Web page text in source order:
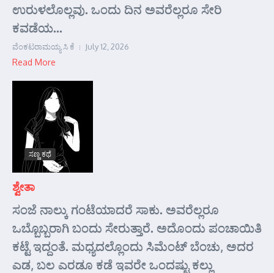
ಉರುಳಲೊಲ್ಲವು. ಒಂದು ದಿನ ಅವರೆಲ್ಲರೂ ಸೇರಿ
ಕವಡೆಯ...
ವೆಂಕಟರಾಮಯ್ಯ ಸಿ ಕೆ July 12, 2026
Read More
ಸಣ್ಣ ಕಥೆ
ಶ್ವೇತಾ
ಸಂಜೆ ನಾಲ್ಕು ಗಂಟೆಯಾದರೆ ಸಾಕು. ಅವರೆಲ್ಲರೂ
ಒಬ್ಬೊಬ್ಬರಾಗಿ ಬಂದು ಸೇರುತ್ತಾರೆ. ಅದೊಂದು ಪಂಚಾಯಿತಿ
ಕಟ್ಟೆ ಇದ್ದಂತೆ. ಮಧ್ಯದಲ್ಲೊಂದು ಸಿಮೆಂಟ್ ಬೆಂಚು, ಅದರ
ಎಡ, ಬಲ ಎರಡೂ ಕಡೆ ಇವರೇ ಒಂದಷ್ಟು ಕಲ್ಲು